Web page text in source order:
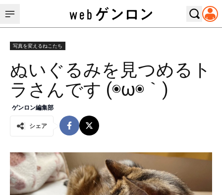
写真を変えるねこたち
ぬいぐるみを見つめるト
ラさんです (◉ω◉｀)
ゲンロン編集部
シェア